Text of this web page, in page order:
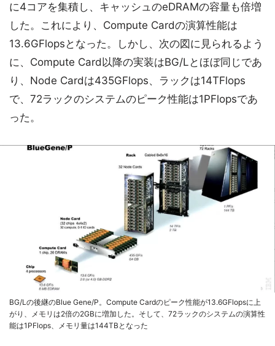
に4コアを集積し、キャッシュのeDRAMの容量も倍増
した。これにより、Compute Cardの演算性能は
13.6GFlopsとなった。しかし、次の図に見られるよう
に、Compute Card以降の実装はBG/Lとほぼ同じであ
り、Node Cardは435GFlops、ラックは14TFlops
で、72ラックのシステムのピーク性能は1PFlopsであ
った。
BG/Lの後継のBlue Gene/P。Compute Cardのピーク性能が13.6GFlopsに上
がり、メモリは2倍の2GBに増加した。そして、72ラックのシステムの演算性
能は1PFlops、メモリ量は144TBとなった